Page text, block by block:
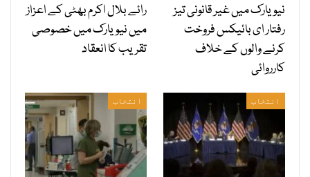
نیویارک میں غیر قانونی تیز
رفتار ای بائیکس فروخت
کرنے والوں کے خلاف
کارروائی
رائے بلال اکرم بھٹی کے اعزاز
میں نیویارک میں خصوصی
تقریب کا انعقاد
انتخاب انتخاب